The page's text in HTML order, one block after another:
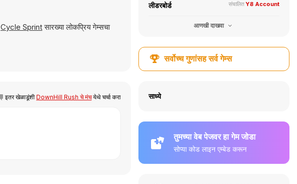
Cycle Sprintसारख्या लोकप्रिय गेम्सचा
इतर खेळाडूंशी DownHill Rush चे मंचयेथे चर्चा करा
लीडरबोर्ड संचालित Y8 Account
आणखी दाखवा
सर्वोच्च गुणांसह सर्व गेम्स
साध्ये
तुमच्या वेब पेजवर हा गेम जोडा
सोप्या कोड लाइन एम्बेड करून